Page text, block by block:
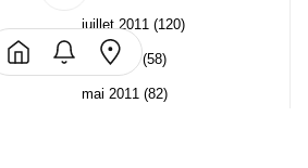
juillet 2011 (120)
juin 2011 (58)
mai 2011 (82)